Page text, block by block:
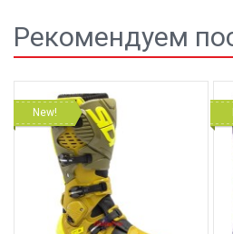
Рекомендуем
New!